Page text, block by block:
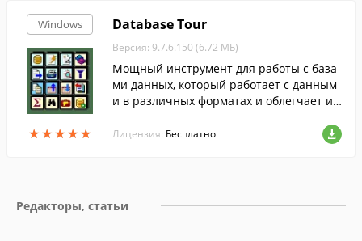
Windows
★★★★★
★★★★★
Database Tour
Версия: 9.7.6.150 (6.72 МБ)
Мощный инструмент для работы с база
ми данных, который работает с данным
и в различных форматах и облегчает ил
ьзуемые операции с базами данных.
Лицензия: Бесплатно
Редакторы, статьи